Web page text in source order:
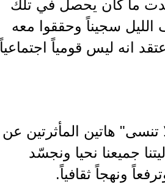
ما كان يحصل في تلك
الليل سجيناً وحققوا معه
انه ليس قومياً اجتماعياً
هاتين المأثرتين عن
جميعنا نحيا ونجسّد
ونهجاً ثقافياً.